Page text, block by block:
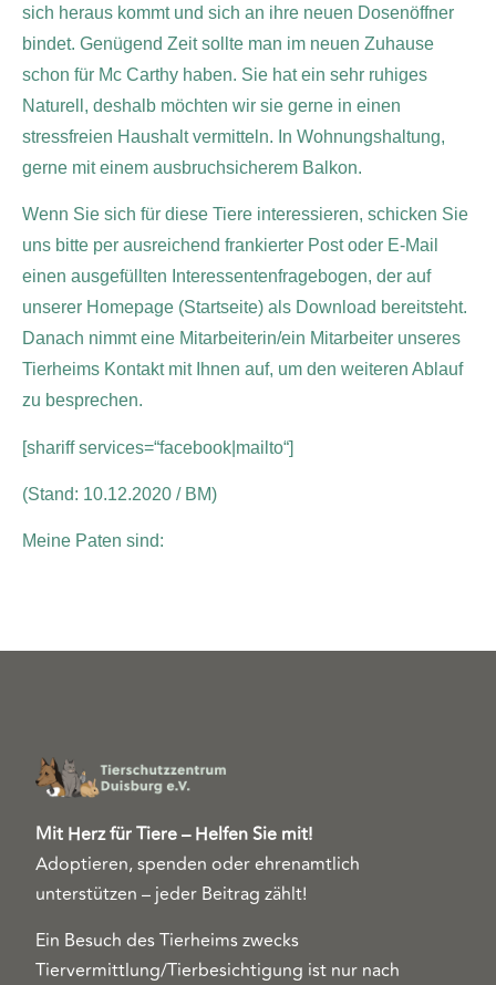
sich heraus kommt und sich an ihre neuen Dosenöffner
bindet. Genügend Zeit sollte man im neuen Zuhause
schon für Mc Carthy haben. Sie hat ein sehr ruhiges
Naturell, deshalb möchten wir sie gerne in einen
stressfreien Haushalt vermitteln. In Wohnungshaltung,
gerne mit einem ausbruchsicherem Balkon.
Wenn Sie sich für diese Tiere interessieren, schicken Sie
uns bitte per ausreichend frankierter Post oder E-Mail
einen ausgefüllten Interessentenfragebogen, der auf
unserer Homepage (Startseite) als Download bereitsteht.
Danach nimmt eine Mitarbeiterin/ein Mitarbeiter unseres
Tierheims Kontakt mit Ihnen auf, um den weiteren Ablauf
zu besprechen.
[shariff services=“facebook|mailto“]
(Stand: 10.12.2020 / BM)
Meine Paten sind:
Mit Herz für Tiere – Helfen Sie mit!
Adoptieren, spenden oder ehrenamtlich
unterstützen – jeder Beitrag zählt!
Ein Besuch des Tierheims zwecks
Tiervermittlung/Tierbesichtigung ist nur nach